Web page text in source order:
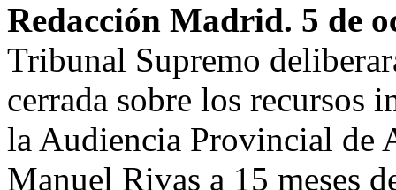
Redacción Madrid. 5 de
Tribunal Supremo
cerrada sobre los recursos
la Audiencia Provincial de
Manuel Rivas a 15 meses